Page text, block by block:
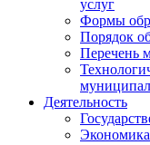
услуг
Формы
Порядок
Перечень
Деятельность
Экономика